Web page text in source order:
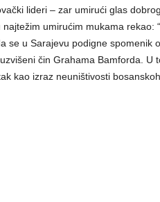
lideri – zar umirući glas
umirućim mukama rekao:
se u Sarajevu podigne spomenik
čin Grahama Bamforda. U
kao izraz neuništivosti